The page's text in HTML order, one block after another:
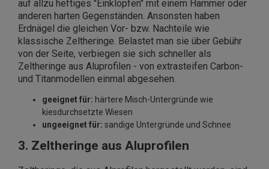
auf allzu heftiges "Einklopfen" mit einem Hammer oder
anderen harten Gegenständen. Ansonsten haben
Erdnägel die gleichen Vor- bzw. Nachteile wie
klassische Zeltheringe. Belastet man sie über Gebühr
von der Seite, verbiegen sie sich schneller als
Zeltheringe aus Aluprofilen - von extrasteifen Carbon-
und Titanmodellen einmal abgesehen.
geeignet für: härtere Misch-Untergründe wie
kiesdurchsetzte Wiesen
ungeeignet für: sandige Untergründe und Schnee
3. Zeltheringe aus Aluprofilen